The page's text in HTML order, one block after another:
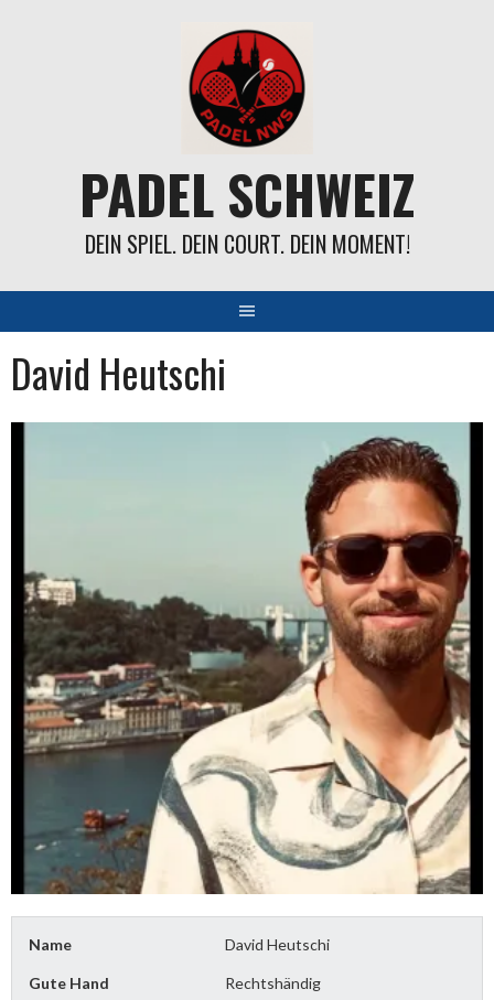
PADEL SCHWEIZ
DEIN SPIEL. DEIN COURT. DEIN MOMENT!
David Heutschi
Name David Heutschi
Gute Hand Rechtshändig